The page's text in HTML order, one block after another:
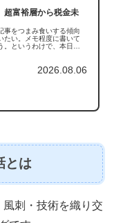
超富裕層から税金未
事をつまみ食いする傾向
たい。メモ程度に書いて
というわけで、本日触
2026.08.06
とは
刺・技術を織り交